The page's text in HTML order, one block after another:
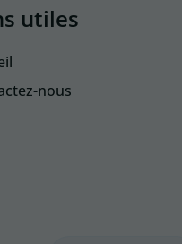
utiles
nous